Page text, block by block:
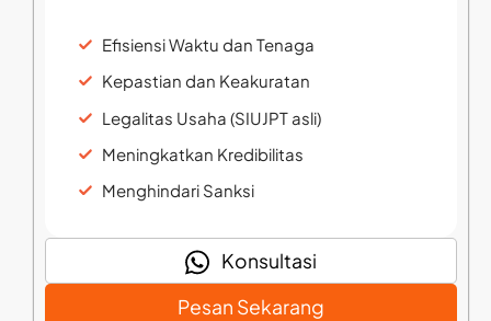
Efisiensi Waktu dan Tenaga
Kepastian dan Keakuratan
Legalitas Usaha (SIUJPT asli)
Meningkatkan Kredibilitas
Menghindari Sanksi
Konsultasi
Pesan Sekarang